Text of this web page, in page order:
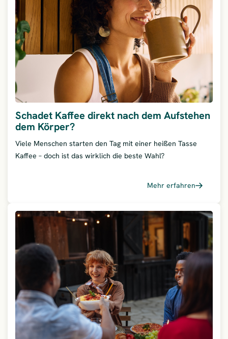
Schadet Kaffee direkt nach dem Aufstehen
dem Körper?
Viele Menschen starten den Tag mit einer heißen Tasse
Kaffee – doch ist das wirklich die beste Wahl?
Mehr erfahren –